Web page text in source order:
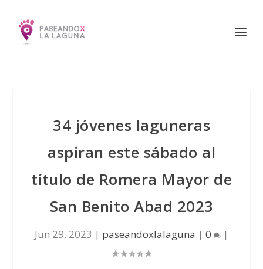
34 jóvenes laguneras
aspiran este sábado al
título de Romera Mayor de
San Benito Abad 2023
Jun 29, 2023 | paseandoxlalaguna | 0 |